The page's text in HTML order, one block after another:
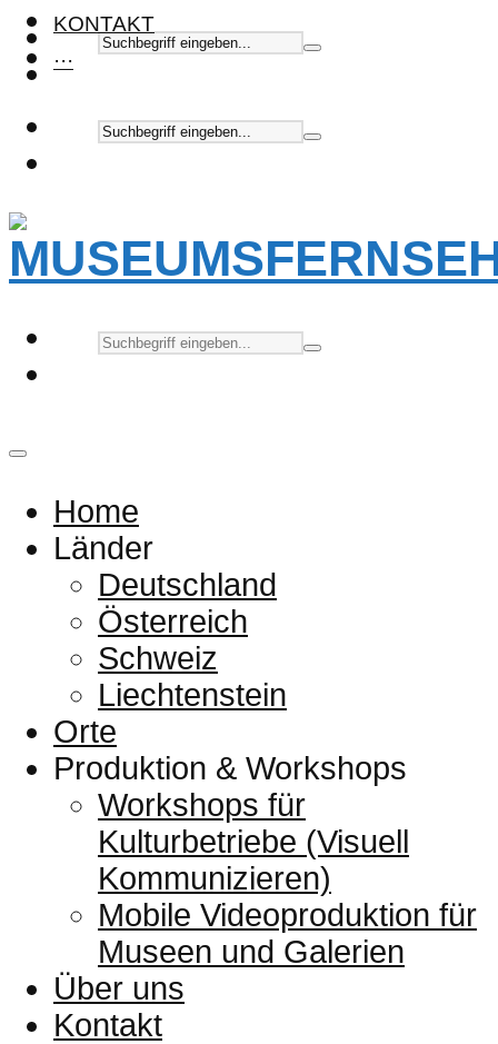
KONTAKT
···
Home
Länder
Deutschland
Österreich
Schweiz
Liechtenstein
Orte
Produktion & Workshops
Workshops für
Kulturbetriebe (Visuell
Kommunizieren)
Mobile Videoproduktion für
Museen und Galerien
Über uns
Kontakt